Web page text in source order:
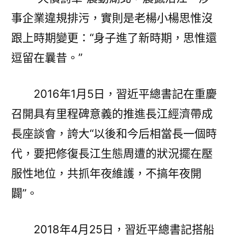
事企業違規排污，實則是老楊小楊思惟沒
跟上時期變更：“身子進了新時期，思惟還
逗留在曩昔。”
2016年1月5日，習近平總書記在重慶
召開具有里程碑意義的推進長江經濟帶成
長座談會，誇大“以後和今后相當長一個時
代，要把修復長江生態周遭的狀況擺在壓
服性地位，共抓年夜維護，不搞年夜開
闢”。
2018年4月25日，習近平總書記搭船